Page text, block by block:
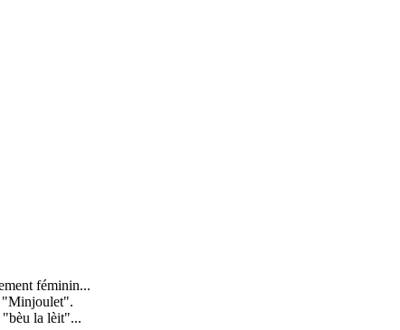
féminin...
"Minjoulet".
la lèit"...